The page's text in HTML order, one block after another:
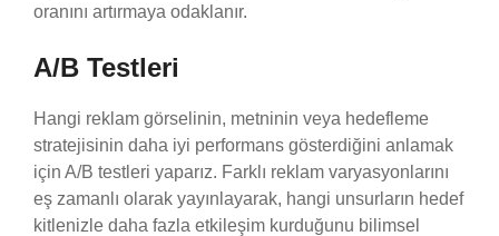
oranını artırmaya odaklanır.
A/B Testleri
Hangi reklam görselinin, metninin veya hedefleme
stratejisinin daha iyi performans gösterdiğini anlamak
için A/B testleri yaparız. Farklı reklam varyasyonlarını
eş zamanlı olarak yayınlayarak, hangi unsurların hedef
kitlenizle daha fazla etkileşim kurduğunu bilimsel